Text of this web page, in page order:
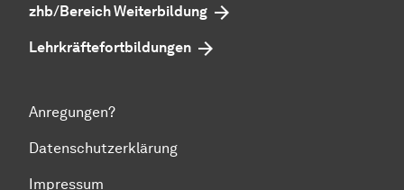
zhb/Bereich Weiterbildung
Lehrkräftefortbildungen
Anregungen?
Datenschutzerklärung
Impressum